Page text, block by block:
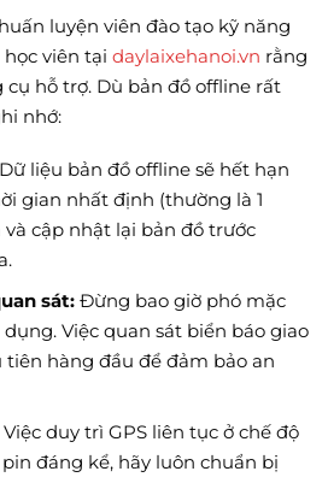
luyện viên đào tạo kỹ năng
viên tại daylaixehanoi.vn rằng
cụ hỗ trợ. Dù bản đồ offline rất
nhớ:
liệu bản đồ offline sẽ hết hạn
gian nhất định (thường là 1
cập nhật lại bản đồ trước
sát:Đừng bao giờ phó mặc
Việc quan sát biển báo giao
hàng đầu để đảm bảo an
duy trì GPS liên tục ở chế độ
đáng kể, hãy luôn chuẩn bị